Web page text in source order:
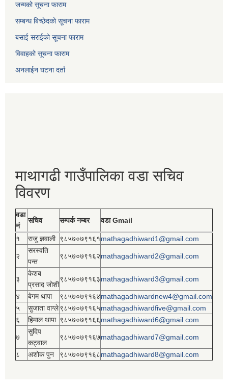
जन्मको सूचना फाराम
सम्बन्ध बिच्छेदको सूचना फाराम
बसाई सराईको सूचना फाराम
विवाहको सूचना फाराम
अनलाईन घटना दर्ता
माथागढी गाउँपालिका वडा सचिव
विवरण
वडा
नं
सचिव सम्पर्क नम्बर वडा Gmail
१ राजु ज्ञवाली ९८५७०७९१६१mathagadhiward1@gmail.com
२
सरस्वति
पन्त
९८५७०७९१६२mathagadhiward2@gmail.com
३
केशब
प्रसाद जोशी
९८५७०७९१६३mathagadhiward3@gmail.com
४ बेगम थापा ९८५७०७९१६४mathagadhiwardnew4@gmail.com
५
सुजाता वाग्ले९८५७०७९१६५mathagadhiwardfive@gmail.com
६
हिमाल थापा ९८५७०७९१६६mathagadhiward6@gmail.com
७
सुदिप
कट्वाल
९८५७०७९१६७mathagadhiward7@gmail.com
८ अशोक पुन ९८५७०७९१६८mathagadhiward8@gmail.com